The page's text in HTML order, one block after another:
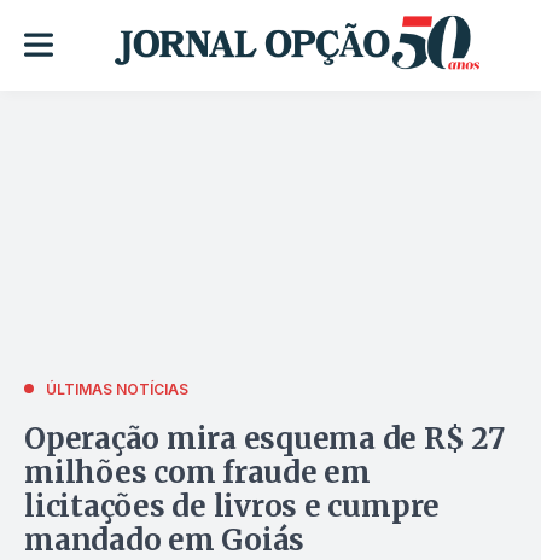
ÚLTIMAS NOTÍCIAS
Operação mira esquema de R$ 27
milhões com fraude em
licitações de livros e cumpre
mandado em Goiás